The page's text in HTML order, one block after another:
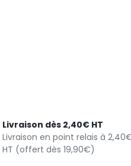
Livraison dès 2,40€ HT
Livraison en point relais à
HT (offert dès 19,90€)